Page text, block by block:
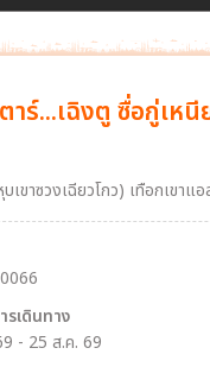
าร์...เฉิงตู ซื่อกู่เห
เขาซวงเฉียวโกว) เทือกเข
เดินทาง
- 25 ส.ค. 69